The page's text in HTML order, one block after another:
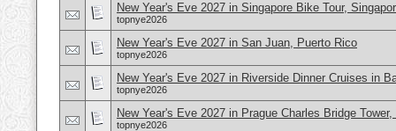
New Year's Eve 2027 in Singapore Bike Tour,
topnye2026
New Year's Eve 2027 in San Juan, Puerto Rico
topnye2026
New Year's Eve 2027 in Riverside Dinner Cruises in
topnye2026
New Year's Eve 2027 in Prague Charles Bridge
topnye2026